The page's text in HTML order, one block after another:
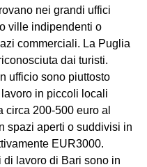
nei grandi uffici
ville indipendenti o
commerciali. La Puglia
dai turisti.
ufficio sono piuttosto
in piccoli locali
circa 200-500 euro al
spazi aperti o suddivisi in
EUR3000.
lavoro di Bari sono in